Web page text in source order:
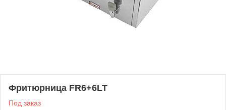
Фритюрница FR6+6LT
Под заказ